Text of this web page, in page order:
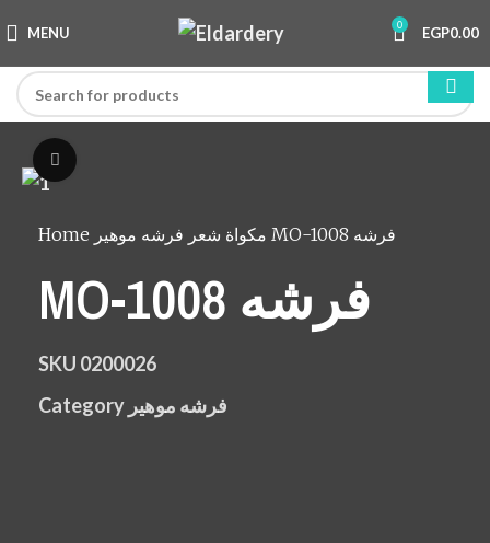
MENU 0 EGP0.00
Home مكواة شعر MO-1008 فرشه
MO-1008 فرشه
SKU 0200026
Category فرشه موهير